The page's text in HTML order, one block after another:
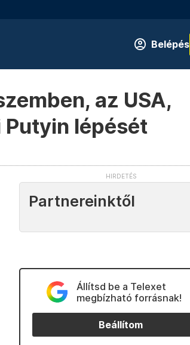
Belépés
az USA,
Putyin lépését
Partnereinktől
Állítsd be a Telexet
megbízható forrásnak!
Beállítom